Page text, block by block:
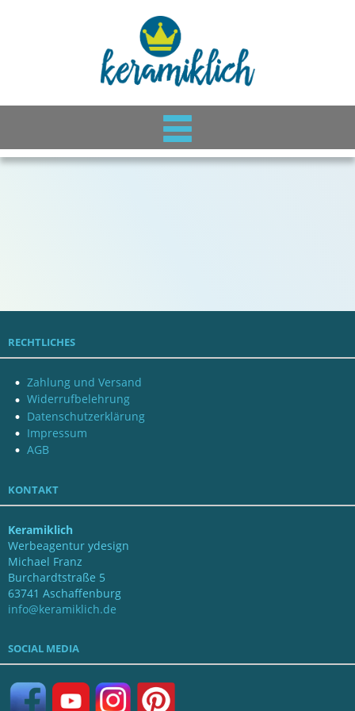
RECHTLICHES
Zahlung und Versand
Widerrufbelehrung
Datenschutzerklärung
Impressum
AGB
KONTAKT
Keramiklich
Werbeagentur ydesign
Michael Franz
Burchardtstraße 5
63741 Aschaffenburg
info@keramiklich.de
SOCIAL MEDIA